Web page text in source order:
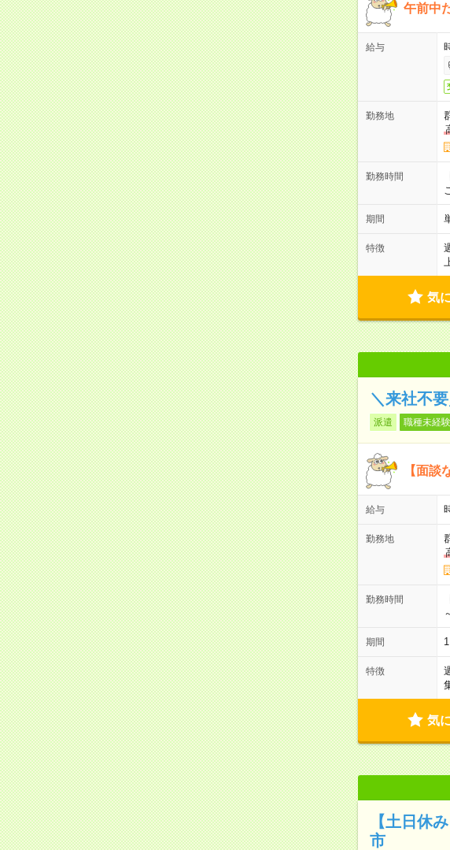
午前中
給与
勤務地
勤務時間
期間
特徴
気
＼来社不
派遣 職種未経
【面談
給与
勤務地
勤務時間
期間
特徴
気
【土日休
市